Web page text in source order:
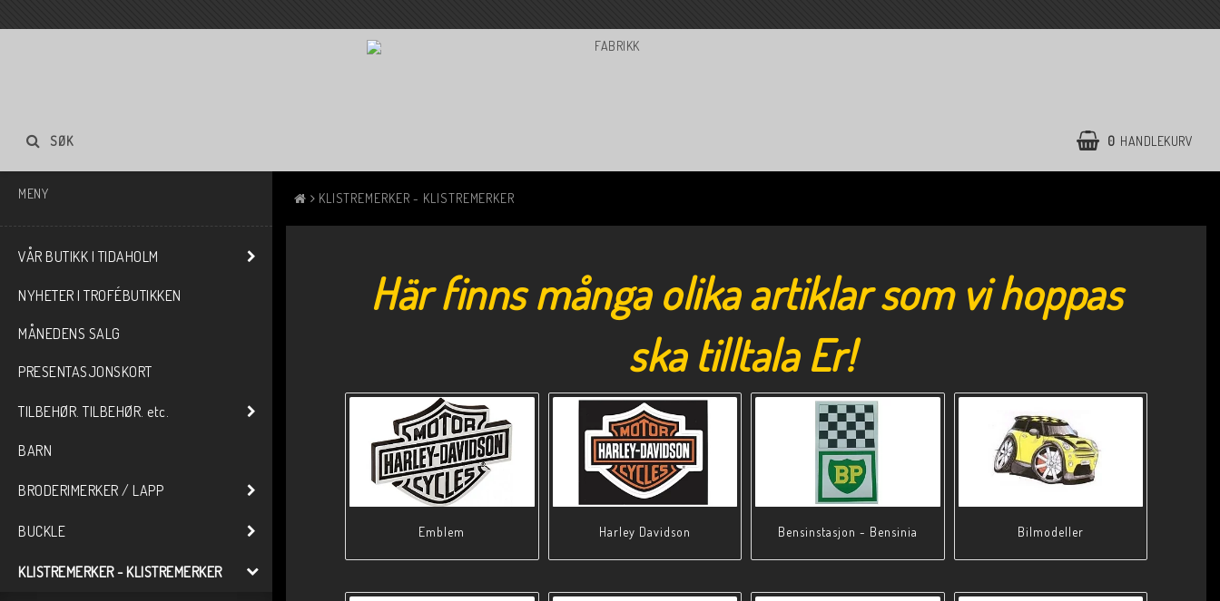
0 HANDLEKURV
SØK
MENY
VÅR BUTIKK I TIDAHOLM
NYHETER I TROFÉBUTIKKEN
MÅNEDENS SALG
PRESENTASJONSKORT
TILBEHØR. TILBEHØR. etc.
BARN
BRODERIMERKER / LAPP
BUCKLE
KLISTREMERKER - KLISTREMERKER
KLISTREMERKER - KLISTREMERKER
Här finns många olika artiklar som vi hoppas
ska tilltala Er!
Emblem Harley Davidson Bensinstasjon - Bensinia Bilmodeller